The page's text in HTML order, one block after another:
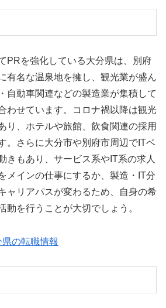
PRを強化している大分県は、別府
有名な温泉地を擁し、観光業が盛ん
自動車関連などの製造業が集積して
わせています。コロナ禍以降は観光
り、ホテルや旅館、飲食関連の採用
。さらに大分市や別府市周辺でITベ
きもあり、サービス系やIT系の求人
メインの仕事にするか、製造・IT分
ャリアパスが変わるため、自身の希
動を行うことが大切でしょう。
県の転職情報